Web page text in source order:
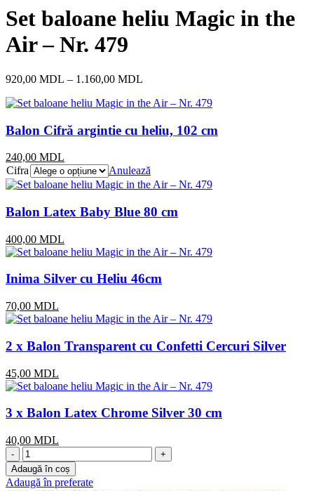
Set baloane heliu Magic in the
Air – Nr. 479
920,00 MDL – 1.160,00 MDL
Balon Cifră argintie cu heliu, 102 cm
240,00 MDL
Cifra
Anulează
Balon Latex Baby Blue 80 cm
400,00 MDL
Inima Silver cu Heliu 46cm
70,00 MDL
2 x Balon Transparent cu Confetti Cercuri Silver
45,00 MDL
3 x Balon Latex Chrome Silver 30 cm
40,00 MDL
Cantitate
Set
baloane
Adaugă în coș
Adaugă în preferate